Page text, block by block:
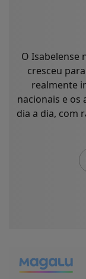
O Isabelense
cresceu
realmente
nacionais e os
dia a dia, com